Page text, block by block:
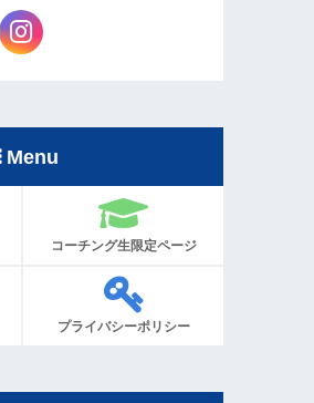
Menu
コーチング生限定ページ
プライバシーポリシー